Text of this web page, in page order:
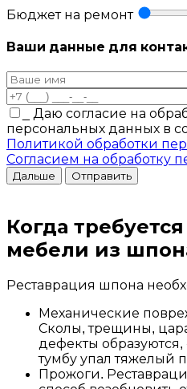
Бюджет на ремонт
Ваши данные для
Даю согласие на
персональных данных в
Политикой обработки
Согласием на обработку
Дальше
Когда
мебели из
Реставрация шпона
Механические
Сколы, трещины,
дефекты
тумбу упал тяжелый
Прожоги.